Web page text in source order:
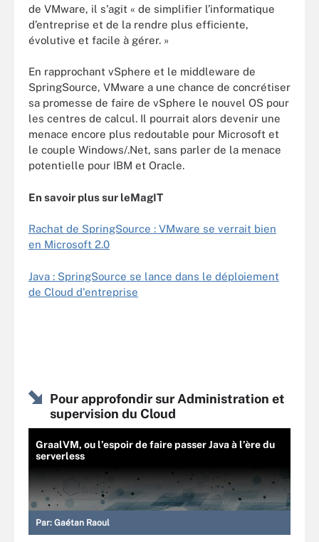
de VMware, il s'agit « de simplifier l’informatique
d’entreprise et de la rendre plus efficiente,
évolutive et facile à gérer. »
En rapprochant vSphere et le middleware de
SpringSource, VMware a une chance de concrétiser
sa promesse de faire de vSphere le nouvel OS pour
les centres de calcul. Il pourrait alors devenir une
menace encore plus redoutable pour Microsoft et
le couple Windows/.Net, sans parler de la menace
potentielle pour IBM et Oracle.
En savoir plus sur leMagIT
Rachat de SpringSource : VMware se verrait bien
en Microsoft 2.0
Java : SpringSource se lance dans le déploiement
de Cloud d'entreprise
Pour approfondir sur Administration et
supervision du Cloud
GraalVM, ou l’espoir de faire passer Java à l’ère du
serverless
Par: Gaétan Raoul